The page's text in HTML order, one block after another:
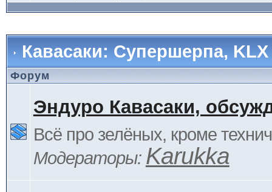
Кавасаки: Супершерпа,
Форум
Эндуро Кавасаки,
Всё про зелёных, кроме
Модераторы: Karukka